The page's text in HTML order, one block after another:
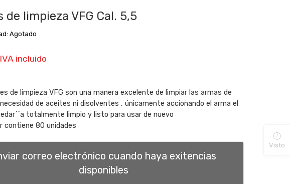
de limpieza VFG Cal. 5,5
Agotado
IVA incluido
de limpieza VFG son una manera excelente de limpiar las armas de
de aceites ni disolventes , únicamente accionando el arma el
totalmente limpio y listo para usar de nuevo
contiene 80 unidades
correo electrónico cuando haya exitencias
disponibles
Visto